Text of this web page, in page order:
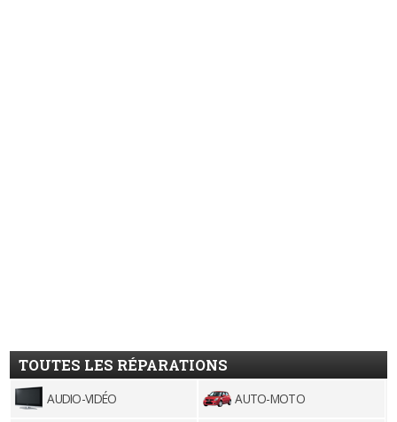
TOUTES LES RÉPARATIONS
AUDIO-VIDÉO AUTO-MOTO